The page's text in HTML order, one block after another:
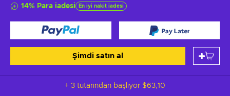
14% Para iadesi En iyi nakit iadesi
Şimdi satın al
+ 3 tutarından başlıyor $63,10